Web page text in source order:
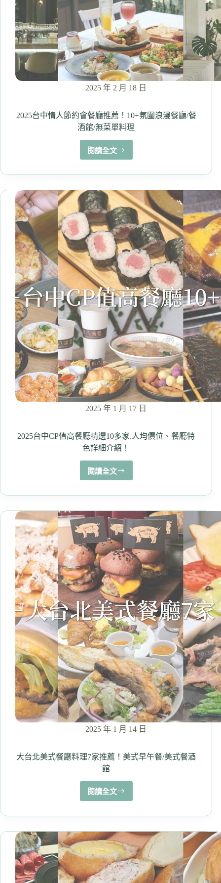
氣
氛
環
境
佳
2025 年 2 月 18 日
2025台中情人節約會餐廳推薦！10+氛圍浪漫餐廳/餐
酒館/無菜單料理
閱讀全文
2025
中
人
節
約
會
餐
廳
推
薦！
10+氛
圍
浪
漫
餐
廳/
餐
酒
館/
無
菜
單
料
理
2025 年 1 月 17 日
2025台中CP值高餐廳精選10多家.人均價位、餐廳特
色詳細介紹！
閱讀全文
2025
中
值
高
餐
廳
精
選
10
多
家.
人
均
價
位、
餐
廳
特
色
詳
細
介
紹！
2025 年 1 月 14 日
大台北美式餐廳料理7家推薦！美式早午餐/美式餐酒
館
閱讀全文
大
北
式
餐
廳
料
理